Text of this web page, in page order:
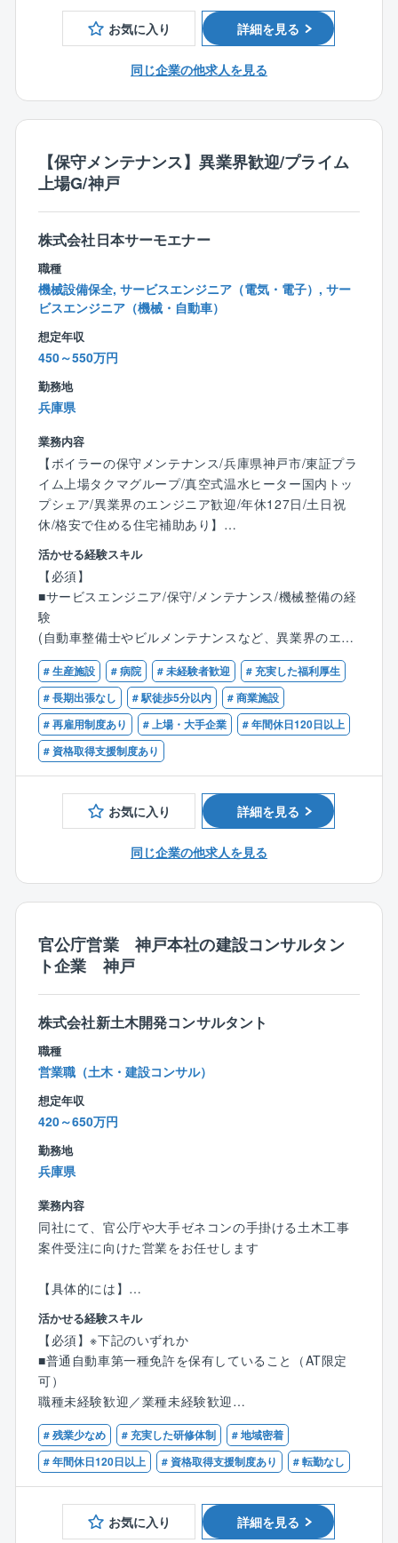
キルを段階的に習得していくことができます。
【プライベート支援】
【寮】
28歳まで：自己負担2万円/月
金額を補助）
【社宅】
【住宅補助】
39歳まで：3万5千円～3千円/月の手当補助（年齢に応
じた手当を支給）
【家族帯同社宅】
家賃＋共益費の50％補助（適用年数規定あり）
【単身赴任】
自己負担1万2千円/月
■転居時の引越費用負担
■提携保養所やスポーツクラブ施設を格安で利用可
・メンテナンス…顧客の施設を定期的に訪問し、定期
保守や点検消耗部品の交換、ボイラ内の清掃、水質の
チェック、訪問先は大型の施設から小規模の店頭まで
様々です。ボイラは燃料や重量別に種類が多岐にわた
入社後は現場でのOJTや階層別教育を通して業務や製
品について学んで頂きます。将来的には技術者と同レ
ベルの知識を身に着けることができます。
【同社の魅力】
業界シェアトップクラス：同社はボイラ業界でトップ
クラスのシェアを有しております。
また全国に拠点を設けており、より顧客の近くでニー
ズに応えられるような体制を築いております。
製造から販売までボイラに関するあらゆる事業を手掛
けており、人々の生活に必要不可欠な熱エネルギー、
また、同社は民生熱エネルギー分野でトップ企業とな
ることを目指しており、すべてのステークホルダーの
皆さまにとって価値ある企業になるよう事業を展開し
ています。
【働き方】
■残業月30～40時間程度です。
■納品先の稼働状況によって休日出勤可能性があります
が、振休・代休の取得が必須となります。
■17時以降のお問い合わせはコールセンターにて一次対
応するため緊急対応は少なく、目安として拠点単位で
月1～2件となります。個人単位ではもっと少ないので
ご安心ください。
■出張:日本各地に拠点がありますので、営業所の担当
エリア内での対応が基本となります。そのため、日帰
りが基本の働き方となりますが、大型案件で他拠点の
応援にいくなど、頻度は少ないものの泊まり出張の可
能性は0ではありません。
【同社について】
日本の2大人気テーマパークやホテル、病院や老人介護
施設、自動車や食品を製造する工場、町のクリーニン
グ屋さんやお豆腐屋さん、新幹線や護衛艦まで、あら
ゆる業種のお客様でお使いいただいているボイラを主
力製品としているメーカーです。
しております。ボイラの種類は豊富にありますが、熱
エネルギーの利用方法もお客様によってさまざまで
を用いた『トータルエンジニアリング』ができ、お客
様の要望に沿った最良のものを提案できる強みがあり
ます。
お気に入り 詳細を見る
同じ企業の他求人を見る
【保守メンテナンス】異業界歓迎/プライム
上場G/神戸
株式会社日本サーモエナー
職種
機械設備保全, サービスエンジニア（電気・電子）, サー
ビスエンジニア（機械・自動車）
想定年収
450～550万円
勤務地
兵庫県
業務内容
【ボイラーの保守メンテナンス/兵庫県神戸市/東証プラ
イム上場タクマグループ/真空式温水ヒーター国内トッ
プシェア/異業界のエンジニア歓迎/年休127日/土日祝
休/格安で住める住宅補助あり】
■業務内容：
同社は商業施設や病院、工場等で利用されるボイラや
ヒータのメーカーです。開発からメンテナンスまで対
応しているため、顧客に寄り添った提案が可能となり
ます。同社にてボイラの保守・メンテナンスをお任せ
します。
■業務詳細：
各種ボイラ及び周辺機器の製品内における試運転業
務、修理対応、顧客管理、アフターメンテナンス、更
・メンテナンス…顧客の施設を定期的に訪問し、定期
保守や点検消耗部品の交換、ボイラ内の清掃、水質の
チェック、訪問先は大型の施設から小規模の店頭まで
様々です。ボイラは燃料や重量別に種類が多岐にわた
入社後は現場でのOJTや階層別教育を通して業務や製
品について学んで頂きます。将来的には技術者と同レ
ベルの知識を身に着けることができます。
【同社の魅力】
業界シェアトップクラス：同社はボイラ業界でトップ
クラスのシェアを有しております。
また全国に拠点を設けており、より顧客の近くでニー
ズに応えられるような体制を築いております。
製造から販売までボイラに関するあらゆる事業を手掛
生活の基盤を支える事業をして手掛けております。
また、同社は民生熱エネルギー分野でトップ企業とな
ることを目指しており、すべてのステークホルダーの
皆さまにとって価値ある企業になるよう事業を展開し
ています。
【働き方】
■残業月30～40時間程度です。
■顧客先への直行直帰可能です。
■納品先の稼働状況によって休日出勤可能性があります
が、振休・代休の取得が必須となります。
■17時以降のお問い合わせはコールセンターにて一次対
応するため緊急対応は少なく、目安として拠点単位で
月1～2件となります。個人単位ではもっと少ないので
ご安心ください。
■出張:日本各地に拠点がありますので、営業所の担当
エリア内での対応が基本となります。そのため、日帰
りが基本の働き方となりますが、大型案件で他拠点の
応援にいくなど、頻度は少ないものの泊まり出張の可
活かせる経験スキル
【必須】
■サービスエンジニア/保守/メンテナンス/機械整備の経
験
(自動車整備士やビルメンテナンスなど、異業界のエン
ジニアから転職された方が活躍中！)
【歓迎】
■ボイラ等の業務関連に関する知識、資格
■普通自動車免許第一種
# 生産施設 # 病院 # 未経験者歓迎
# 充実した福利厚生
# 長期出張なし
# 駅徒歩5分以内
# 商業施設
# 再雇用制度あり
# 上場・大手企業
# 年間休日120日以上
# 資格取得支援制度あり
お気に入り 詳細を見る
同じ企業の他求人を見る
官公庁営業 神戸本社の建設コンサルタン
ト企業 神戸
株式会社新土木開発コンサルタント
職種
営業職（土木・建設コンサル）
想定年収
420～650万円
勤務地
兵庫県
業務内容
同社にて、官公庁や大手ゼネコンの手掛ける土木工事
案件受注に向けた営業をお任せします
【具体的には】
・顧客への営業活動での工事情報の収集活動
・施主、官公庁担当者との折衝
・見積、他必要書類の作成
・現場調査対応
その他付帯業務をお任せします。
※顧客は『神戸市』などの官公庁＆大手企業・直取引で
安定
◎入社後について◎
入社後はまずは先輩社員についてOJTで業務を学んで
いただきます。
そこから徐々に業務を覚えていただき、できることか
活かせる経験スキル
【必須】※下記のいずれか
■普通自動車第一種免許を保有していること（AT限定
可）
職種未経験歓迎／業種未経験歓迎
異業種からの転職者も活躍中
# 残業少なめ # 充実した研修体制
# 地域密着
# 年間休日120日以上
# 資格取得支援制度あり # 転勤なし
お気に入り 詳細を見る